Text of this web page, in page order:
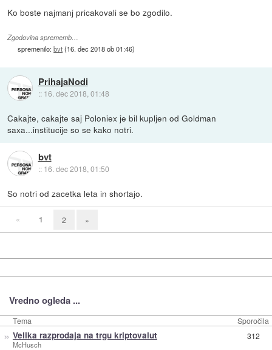
Ko boste najmanj pricakovali se bo zgodilo.
Zgodovina sprememb…
spremenilo:bvt(16. dec 2018 ob 01:46)
PrihajaNodi
:: 16. dec 2018, 01:48
Cakajte, cakajte saj Poloniex je bil kupljen od Goldman
saxa...institucije so se kako notri.
bvt
:: 16. dec 2018, 01:50
So notri od zacetka leta in shortajo.
« 1 2 »
Vredno ogleda ...
Tema Sporočila
» Velika razprodaja na trgu kriptovalut
McHusch
312